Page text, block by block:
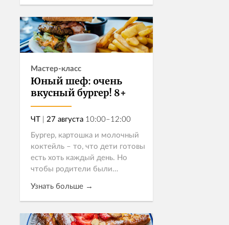
непременно ручной работы,
потому что в Италии...
Записаться
Мастер-класс
Юный шеф: очень
вкусный бургер! 8+
ЧТ | 27 августа 10:00–12:00
Бургер, картошка и молочный
коктейль – то, что дети готовы
есть хоть каждый день. Но
чтобы родители были
ингредиенты должны быть
качественными: домашний
майонез, свежие ов...
Узнать больше →
Записаться